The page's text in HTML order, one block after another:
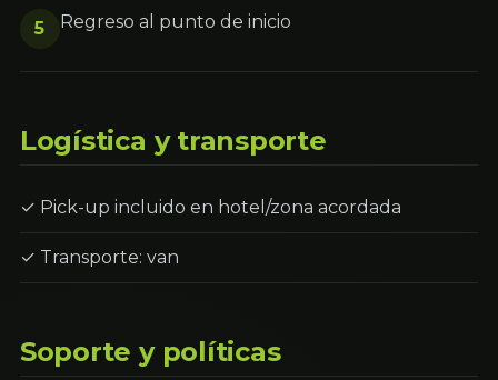
5 Regreso al punto de inicio
Logística y transporte
✓ Pick-up incluido en hotel/zona acordada
✓ Transporte: van
Soporte y políticas